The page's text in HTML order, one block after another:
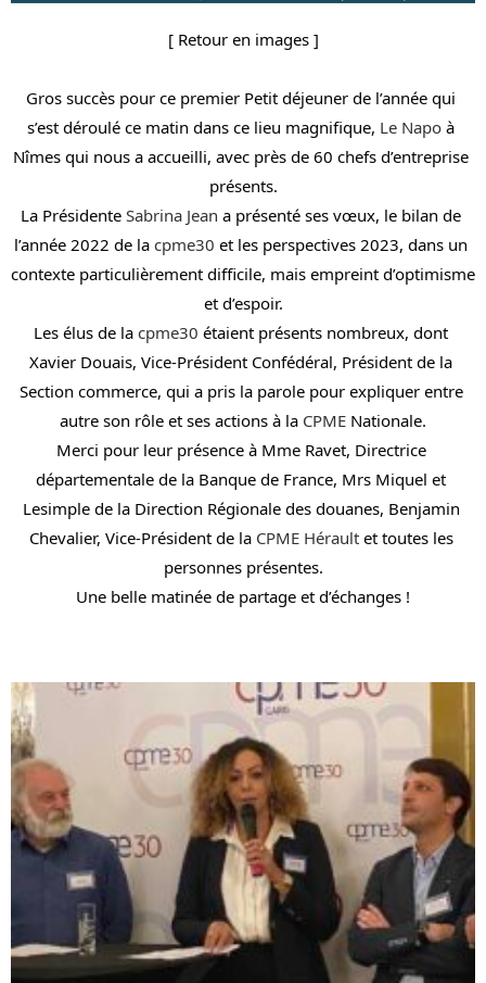
[ Retour en images ]
Gros succès pour ce premier Petit déjeuner de l’année qui
s’est déroulé ce matin dans ce lieu magnifique, Le Napo à
Nîmes qui nous a accueilli, avec près de 60 chefs d’entreprise
présents.
La Présidente Sabrina Jean a présenté ses vœux, le bilan de
l’année 2022 de la cpme30 et les perspectives 2023, dans un
contexte particulièrement difficile, mais empreint d’optimisme
et d’espoir.
Les élus de la cpme30 étaient présents nombreux, dont
Xavier Douais, Vice-Président Confédéral, Président de la
Section commerce, qui a pris la parole pour expliquer entre
autre son rôle et ses actions à la CPME Nationale.
Merci pour leur présence à Mme Ravet, Directrice
départementale de la Banque de France, Mrs Miquel et
Lesimple de la Direction Régionale des douanes, Benjamin
Chevalier, Vice-Président de la CPME Hérault et toutes les
personnes présentes.
Une belle matinée de partage et d’échanges !